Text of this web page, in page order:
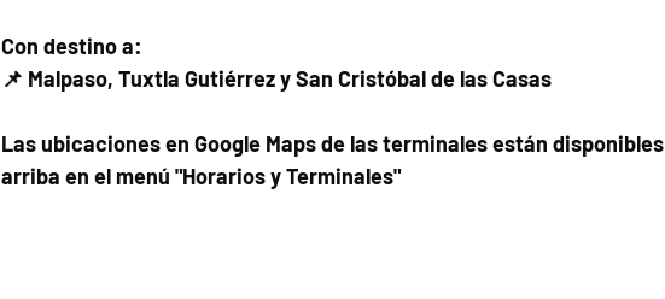
Con destino a:
📌 Malpaso, Tuxtla Gutiérrez y San Cristóbal de las Casas
Las ubicaciones en Google Maps de las terminales están disponibles
arriba en el menú "Horarios y Terminales"